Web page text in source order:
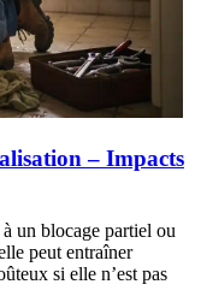
– Impacts
un blocage partiel ou
peut entraîner
si elle n’est pas